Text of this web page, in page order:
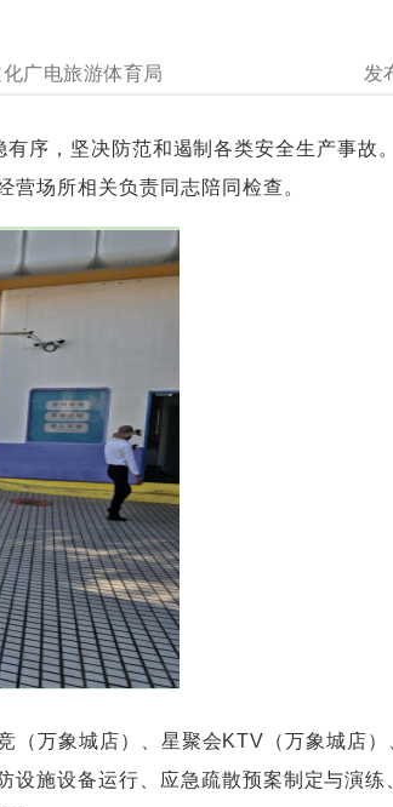
广电旅游体育局
，坚决防范和遏制各类安全生产事故
场所相关负责同志陪同检查。
万象城店）、星聚会KTV（万象城店）
施设备运行、应急疏散预案制定与演